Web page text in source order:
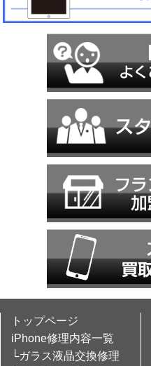
トップページ
iPhone修理内容一覧
└ガラス液晶交換修理